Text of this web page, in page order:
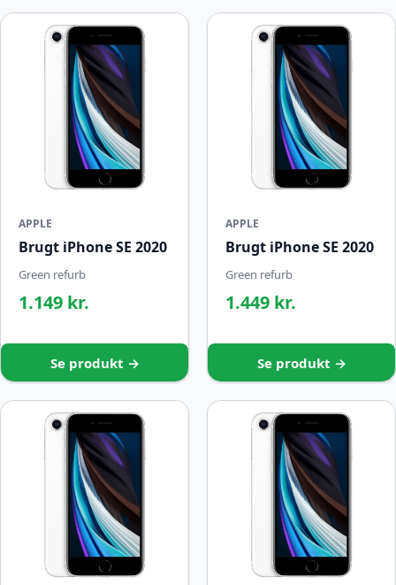
APPLE
Brugt iPhone SE 2020
Green refurb
1.149 kr.
Se produkt →
APPLE
Brugt iPhone SE 2020
Green refurb
1.449 kr.
Se produkt →